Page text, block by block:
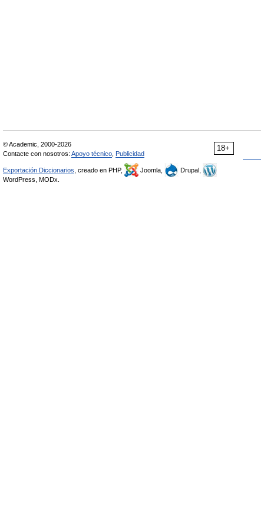
18+
© Academic, 2000-2026
Contacte con nosotros: Apoyo técnico Publicidad
Exportación Diccionarios , creado en PHP, Joomla,
Drupal,
WordPress, MODx.